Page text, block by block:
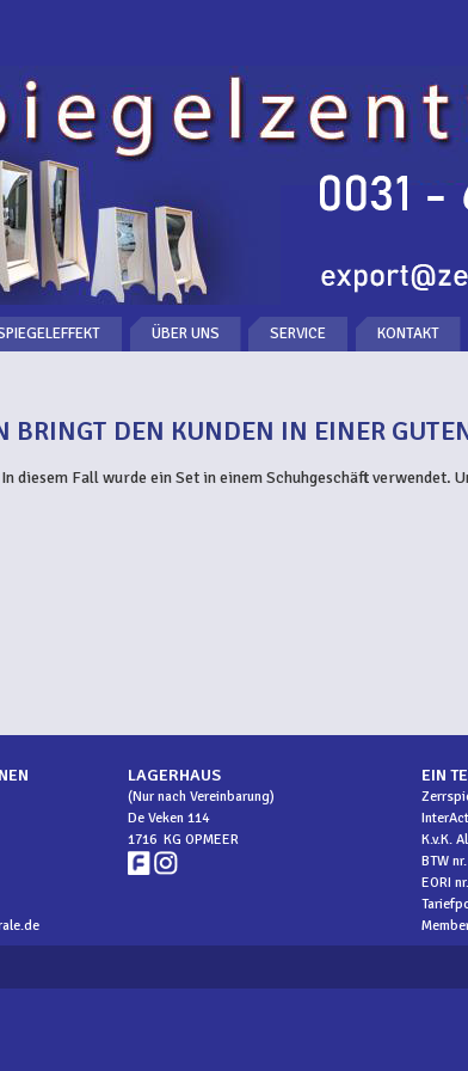
ÜBER UNS SERVICE KONTAKT
BRINGT DEN KUNDEN IN EINER
diesem Fall wurde ein Set in einem Schuhgeschäft verwendet.
LAGERHAUS
(Nur nach Vereinbarung)
De Veken 114
1716 KG OPMEER
EIN
K.v.K.
BTW
EORI